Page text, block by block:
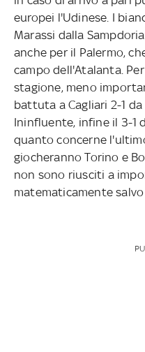
europei l'Udinese. I
Marassi dalla
anche per il Palermo,
campo dell'Atalanta.
stagione, meno
battuta a Cagliari 2-1
Ininfluente, infine il 3-1
quanto concerne
giocheranno Torino e
non sono riusciti a
matematicamente salvo